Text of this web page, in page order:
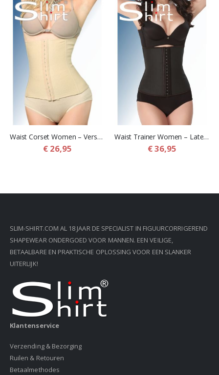
Waist Corset Women – Verstelbare Corrigerende Taille Buik Korset Band
€ 26,95
Waist Trainer Women – Latex Korset Buikband voor Vrouwen
€ 36,95
SLIM-SHIRT.COM AL 18 JAAR DE SPECIALIST IN FIGUURCORRIGEREND
SHAPEWEAR ONDERGOED VOOR MANNEN. EEN VEILIGE,
BETAALBARE EN PRAKTISCHE OPLOSSING VOOR EEN SLANKER
UITERLIJK!
Klantenservice
Verzending & Bezorging
Ruilen & Retouren
Betaalmethodes